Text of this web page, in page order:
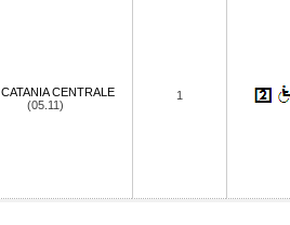
CATANIA CENTRALE
(05.11)
1